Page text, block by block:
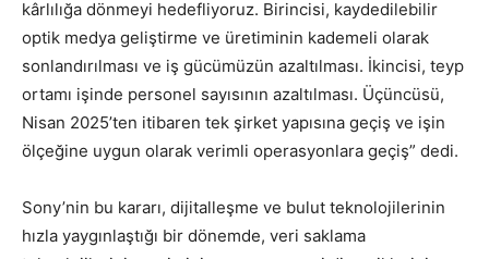
kârlılığa dönmeyi hedefliyoruz. Birincisi, kaydedilebilir
optik medya geliştirme ve üretiminin kademeli olarak
sonlandırılması ve iş gücümüzün azaltılması. İkincisi, teyp
ortamı işinde personel sayısının azaltılması. Üçüncüsü,
Nisan 2025’ten itibaren tek şirket yapısına geçiş ve işin
ölçeğine uygun olarak verimli operasyonlara geçiş” dedi.
Sony’nin bu kararı, dijitalleşme ve bulut teknolojilerinin
hızla yaygınlaştığı bir dönemde, veri saklama